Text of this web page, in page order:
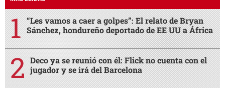
“Les vamos a caer a golpes”: El relato de Bryan
Sánchez, hondureño deportado de EE UU a África
Deco ya se reunió con él: Flick no cuenta con el
jugador y se irá del Barcelona